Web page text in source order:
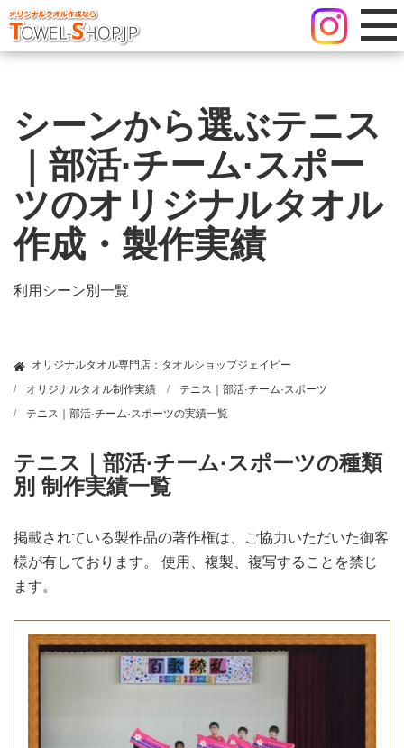
シーンから選ぶテニス
｜部活·チーム·スポー
ツのオリジナルタオル
作成・製作実績
利用シーン別一覧
オリジナルタオル専門店：タオルショップジェイピー
オリジナルタオル制作実績
テニス｜部活·チーム·スポーツ
テニス｜部活·チーム·スポーツの実績一覧
テニス｜部活·チーム·スポーツの種類
別 制作実績一覧
掲載されている製作品の著作権は、ご協力いただいた御客
様が有しております。 使用、複製、複写することを禁じ
ます。